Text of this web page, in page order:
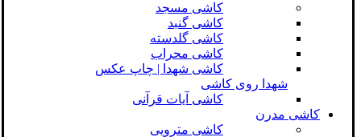
کاشی مسجد
کاشی گنبد
کاشی گلدسته
کاشی محراب
کاشی شهدا | چاپ عکس
شهدا روی کاشی
کاشی آیات قرآنی
کاشی مدرن
کاشی مترویی